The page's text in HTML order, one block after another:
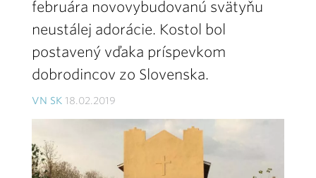
februára novovybudovanú svätyňu
neustálej adorácie. Kostol bol
postavený vďaka príspevkom
dobrodincov zo Slovenska.
VN SK 18.02.2019